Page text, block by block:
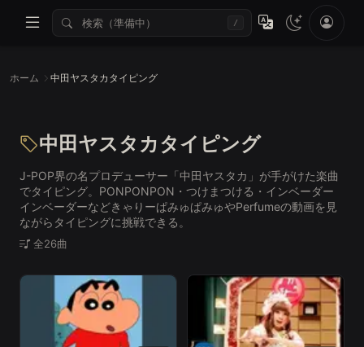
/
ホーム 中田ヤスタカタイピング
中田ヤスタカタイピング
J-POP界の名プロデューサー「中田ヤスタカ」が手がけた楽曲
でタイピング。PONPONPON・つけまつける・インベーダー
インベーダーなどきゃりーぱみゅぱみゅやPerfumeの動画を見
ながらタイピングに挑戦できる。
全26曲